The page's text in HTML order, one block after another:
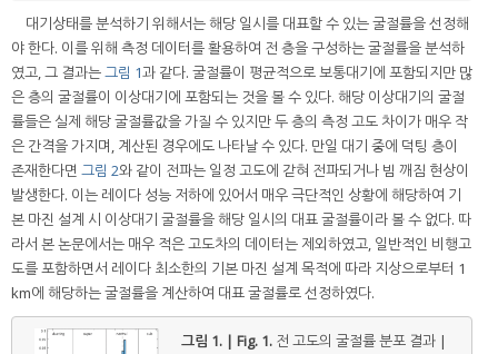
대기상태를 분석하기 위해서는 해당 일시를 대표할 수 있는 굴절률을 선정해
야 한다. 이를 위해 측정 데이터를 활용하여 전 층을 구성하는 굴절률을 분석하
였고, 그 결과는그림 1과 같다. 굴절률이 평균적으로 보통대기에 포함되지만 많
은 층의 굴절률이 이상대기에 포함되는 것을 볼 수 있다. 해당 이상대기의 굴절
률들은 실제 해당 굴절률값을 가질 수 있지만 두 층의 측정 고도 차이가 매우 작
은 간격을 가지며, 계산된 경우에도 나타날 수 있다. 만일 대기 중에 덕팅 층이
존재한다면 그림 2와 같이 전파는 일정 고도에 갇혀 전파되거나 빔 깨짐 현상이
발생한다. 이는 레이다 성능 저하에 있어서 매우 극단적인 상황에 해당하여 기
본 마진 설계 시 이상대기 굴절률을 해당 일시의 대표 굴절률이라 볼 수 없다. 따
라서 본 논문에서는 매우 적은 고도차의 데이터는 제외하였고, 일반적인 비행고
도를 포함하면서 레이다 최소한의 기본 마진 설계 목적에 따라 지상으로부터 1
km에 해당하는 굴절률을 계산하여 대표 굴절률로 선정하였다.
그림 1. | Fig. 1. 전 고도의 굴절률 분포 결과 |